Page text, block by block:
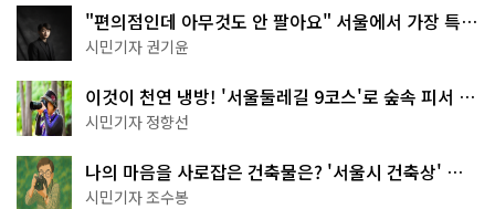
"편의점인데 아무것도 안 팔아요" 서울에서 가장 특별
한 편의점의 정체
시민기자 권기윤
이것이 천연 냉방! '서울둘레길 9코스'로 숲속 피서 떠
나볼까
시민기자 정향선
나의 마음을 사로잡은 건축물은? '서울시 건축상' 수
상작 공개!
시민기자 조수봉